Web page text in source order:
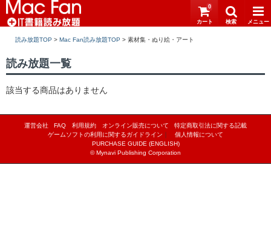
読み放題TOP > Mac Fan読み放題TOP >
0
読み放題一覧
該当する商品はありません
運営会社 FAQ 利用規約 オンライン販売について
特定商取引法に関する記載
ゲームソフトの利用に関するガイドライン
個人情報について
PURCHASE GUIDE (ENGLISH)
© Mynavi Publishing Corporation